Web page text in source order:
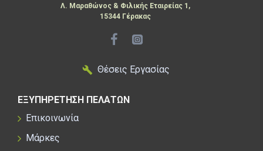
Λ. Μαραθώνος & Φιλικής Εταιρείας 1,
15344 Γέρακας
Θέσεις Εργασίας
ΕΞΥΠΗΡΕΤΗΣΗ ΠΕΛΑΤΩΝ
Επικοινωνία
Μάρκες